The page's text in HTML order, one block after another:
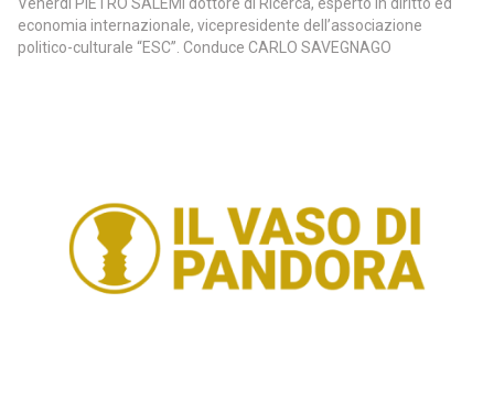
economia internazionale, vicepresidente dell’associazione
politico-culturale “ESC”. Conduce CARLO SAVEGNAGO